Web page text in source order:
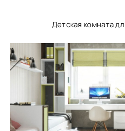
Детская комната